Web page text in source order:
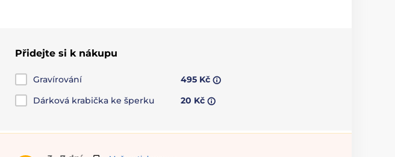
Přidejte si k nákupu
Gravírování
495 Kč
Dárková krabička ke šperku
20 Kč